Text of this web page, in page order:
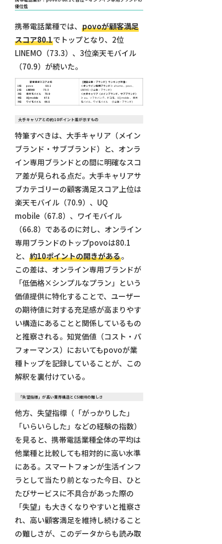
優位性
携帯電話業種では、 povoが顧客満足
スコア80.1でトップとなり、2位
LINEMO（73.3）、3位楽天モバイル
（70.9）が続いた。
顧客満足スコア上位
1位 povo 80.1
2位
LINEMO 73.3
3位 楽天モバイル 70.9
4位 UQ mobile 67.8
5位 ワイモバイル 66.8
［調査企業・ブランド］ランキング対象：
＜オンライン専用ブランド＞ ahamo 、povo 、
LINEMO（3企業・ブランド）
＜大手キャリア（メインブランド、サブブランド）
＞ au、ソフトバンク、ドコモ、 UQ mobile 、 楽天
モバイル、ワイモバイル （6企業・ブランド）
大手キャリアとの約10ポイント差が示すもの
特筆すべきは、大手キャリア（メイン
ブランド・サブブランド）と、オンラ
イン専用ブランドとの間に明確なスコ
ア差が見られる点だ。大手キャリアサ
ブカテゴリーの顧客満足スコア上位は
楽天モバイル（70.9）、UQ
mobile（67.8）、ワイモバイル
（66.8）であるのに対し、オンライン
専用ブランドのトップpovoは80.1
と、 約10ポイントの開きがある。
この差は、オンライン専用ブランドが
「低価格×シンプルなプラン」という
価値提供に特化することで、ユーザー
の期待値に対する充足感が高まりやす
い構造にあることと関係しているもの
と推察される。知覚価値（コスト・パ
フォーマンス）においてもpovoが業
種トップを記録していることが、この
解釈を裏付けている。
「失望指標」が高い業界構造とCS維持の難しさ
他方、失望指標（「がっかりした」
「いらいらした」などの経験の指数）
を見ると、携帯電話業種全体の平均は
他業種と比較しても相対的に高い水準
にある。スマートフォンが生活インフ
ラとして当たり前となった今日、ひと
たびサービスに不具合があった際の
「失望」も大きくなりやすいと推察さ
れ、高い顧客満足を維持し続けること
の難しさが、このデータからも読み取